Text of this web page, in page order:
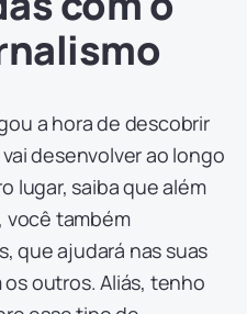
a hora de descobrir
desenvolver ao longo
lugar, saiba que além
você também
que ajudará nas suas
outros. Aliás, tenho